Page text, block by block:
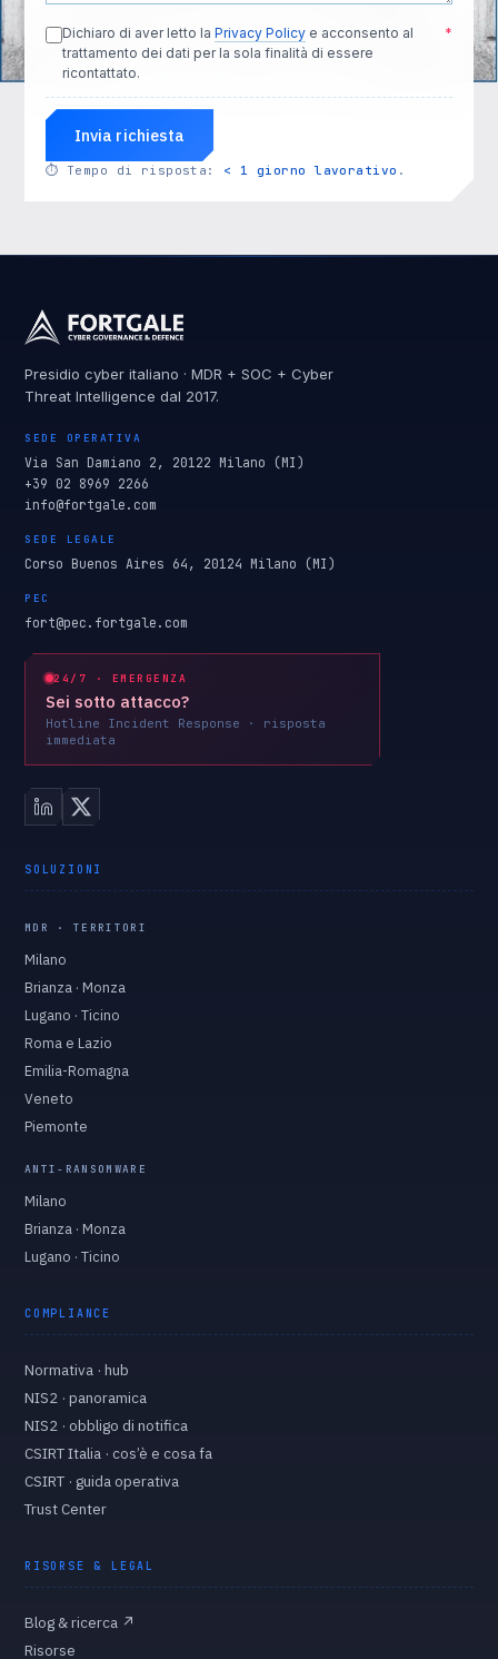
Dichiaro di aver letto la Privacy Policy e acconsento al
trattamento dei dati per la sola finalità di essere
ricontattato.
*
Invia richiesta
⏱ Tempo di risposta: < 1 giorno lavorativo .
Presidio cyber italiano · MDR + SOC + Cyber
Threat Intelligence dal 2017.
SEDE OPERATIVA
Via San Damiano 2, 20122 Milano (MI)
+39 02 8969 2266
info@fortgale.com
SEDE LEGALE
Corso Buenos Aires 64, 20124 Milano (MI)
PEC
fort@pec.fortgale.com
24/7 · EMERGENZA
Sei sotto attacco?
Hotline Incident Response · risposta
immediata
SOLUZIONI
MDR · TERRITORI
Milano
Brianza · Monza
Lugano · Ticino
Roma e Lazio
Emilia-Romagna
Veneto
Piemonte
ANTI-RANSOMWARE
Milano
Brianza · Monza
Lugano · Ticino
COMPLIANCE
Normativa · hub
NIS2 · panoramica
NIS2 · obbligo di notifica
CSIRT Italia · cos’è e cosa fa
CSIRT · guida operativa
Trust Center
RISORSE & LEGAL
Blog & ricerca ↗
Risorse